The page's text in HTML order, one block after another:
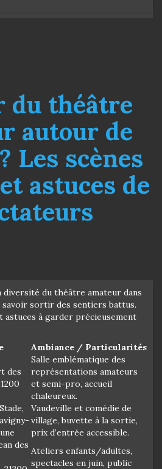
du théâtre
autour de
Les scènes
astuces de
du théâtre amateur dans
sortir des sentiers battus.
astuces à garder précieusement
Ambiance / Particularités
des
Salle emblématique des
représentations amateurs
et semi-pro, accueil
chaleureux.
Vaudeville et comédie de
village, buvette à la sortie,
prix d’entrée accessible.
des
Ateliers enfants/adultes,
spectacles en juin, public